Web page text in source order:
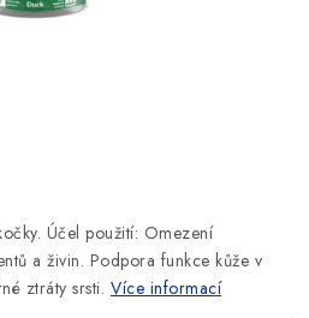
Účel použití: Omezení
a živin. Podpora funkce kůže v
ztráty srsti. Více informací